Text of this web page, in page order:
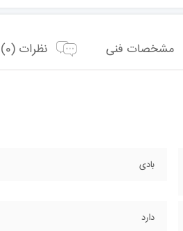
مشخصات فنی نظرات (0)
بادی
دارد